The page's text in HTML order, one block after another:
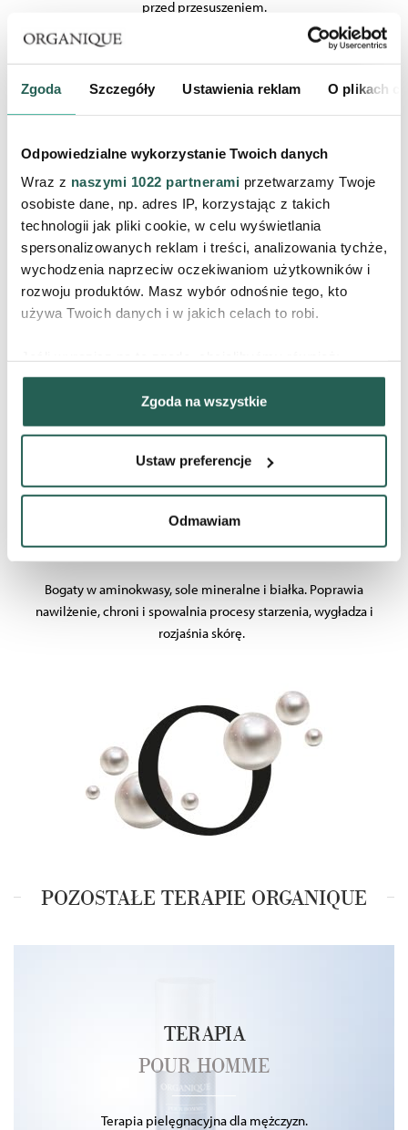
Zgoda Szczegóły Ustawienia reklam O plikach
Odpowiedzialne wykorzystanie Twoich danych
Wraz z naszymi 1022 partnerami przetwarzamy Twoje
osobiste dane, np. adres IP, korzystając z takich
technologii jak pliki cookie, w celu wyświetlania
spersonalizowanych reklam i treści, analizowania tychże,
wychodzenia naprzeciw oczekiwaniom użytkowników i
rozwoju produktów. Masz wybór odnośnie tego, kto
używa Twoich danych i w jakich celach to robi.
Gromadzić dane dotyczące Twojej lokalizacji
geograficznej z dokładnością nawet do kilku metrów
Identyfikować Twoje urządzenie, aktywnie analizując
czyli wirtualny odcisk palca)
Dowiedz się więcej odnośnie tego, jak Twoje osobiste
dane są przetwarzane oraz ustaw własne preferencje w
zmienić lub wycofać swoją zgodę w dowolnej chwili.
Wykorzystujemy pliki cookie do wybranych treści i
reklam, aby oferować Ci funkcje społecznościowe i
społecznościowego, dostępnego w aplikacji. Partnerzy
mogą udostępniać te informacje z innych urządzeń
elektrycznych od Ciebie lub uzyskiwanych podczas
korzystania z ich usług.
Zgoda na wszystkie
Ustaw preferencje
Odmawiam
przed przesuszeniem.
ALANTOINA
stymuluje wzrost nowych komórek, przyspiesza procesy
regeneracji, korzystnie wpływa na gojenie się uszkodzeń skóry.
Posiada właściwości zmiękczające, reguluje procesy rogowacenia
EKSTRAKT Z PERŁY
Bogaty w aminokwasy, sole mineralne i białka. Poprawia
nawilżenie, chroni i spowalnia procesy starzenia, wygładza i
rozjaśnia skórę.
POZOSTAŁE TERAPIE ORGANIQUE
TERAPIA
POUR HOMME
Terapia pielęgnacyjna dla mężczyzn.